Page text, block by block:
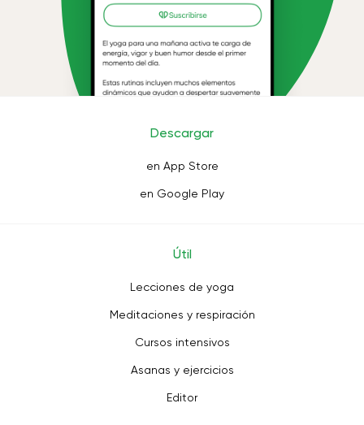
Descargar
en App Store
en Google Play
Útil
Lecciones de yoga
Meditaciones y respiración
Cursos intensivos
Asanas y ejercicios
Editor